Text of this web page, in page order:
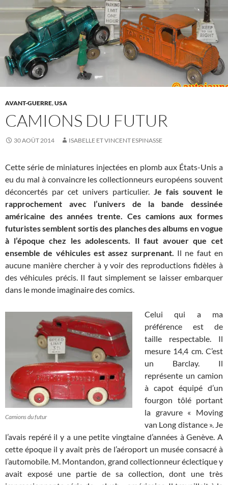
AVANT-GUERRE,USA
CAMIONS DU FUTUR
30 AOÛT 2014 ISABELLE ET VINCENT ESPINASSE
Cette série de miniatures injectées en plomb aux États-Unis a
eu du mal à convaincre les collectionneurs européens souvent
déconcertés par cet univers particulier. Je fais souvent le
rapprochement avec l’univers de la bande dessinée
américaine des années trente. Ces camions aux formes
futuristes semblent sortis des planches des albums en vogue
à l’époque chez les adolescents. Il faut avouer que cet
ensemble de véhicules est assez surprenant. Il ne faut en
aucune manière chercher à y voir des reproductions fidèles à
des véhicules précis. Il faut simplement se laisser embarquer
dans le monde imaginaire des comics.
Camions du futur
Celui qui a ma
préférence est de
taille respectable. Il
mesure 14,4 cm. C’est
un Barclay. Il
représente un camion
à capot équipé d’un
fourgon tôlé portant
la gravure « Moving
van Long distance ». Je
l’avais repéré il y a une petite vingtaine d’années à Genève. A
cette époque il y avait près de l’aéroport un musée consacré à
l’automobile. M. Montandon, grand collectionneur éclectique y
avait exposé une partie de sa collection, dont une très